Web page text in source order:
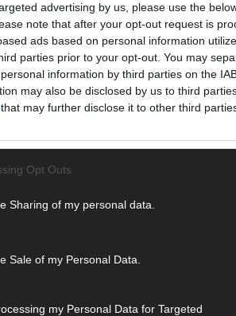
advertising by us, please use the
note that after your opt-out request is
ads based on personal information
parties prior to your opt-out. You may
information by third parties on the
may also be disclosed by us to third
that may further disclose it to other third
Opt Outs
Sharing of my personal data.
Sale of my Personal Data.
my Personal Data for Targeted